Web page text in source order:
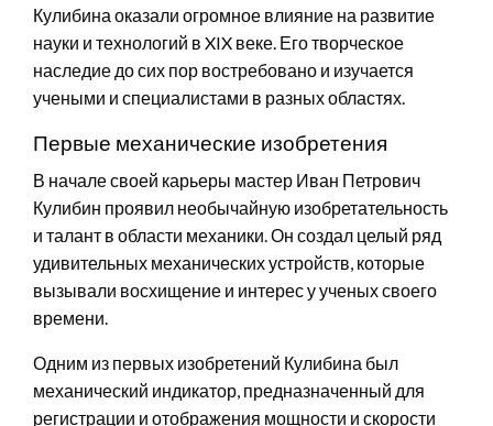
Кулибина оказали огромное влияние на развитие
науки и технологий в XIX веке. Его творческое
наследие до сих пор востребовано и изучается
учеными и специалистами в разных областях.
Первые механические изобретения
В начале своей карьеры мастер Иван Петрович
Кулибин проявил необычайную изобретательность
и талант в области механики. Он создал целый ряд
удивительных механических устройств, которые
вызывали восхищение и интерес у ученых своего
времени.
Одним из первых изобретений Кулибина был
механический индикатор, предназначенный для
регистрации и отображения мощности и скорости